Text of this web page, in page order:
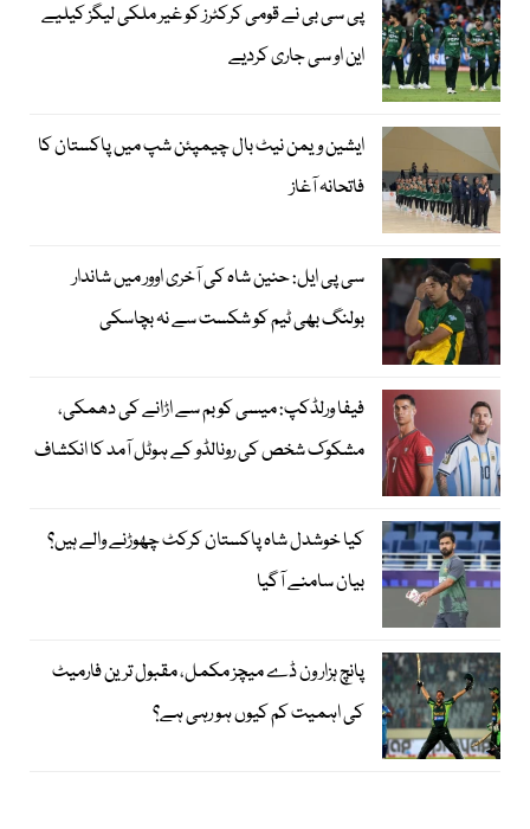
پی سی بی نے قومی کرکٹرز کو غیر ملکی لیگز کیلیے
این او سی جاری کردیے
ایشین ویمن نیٹ بال چیمپئن شپ میں پاکستان کا
فاتحانہ آغاز
سی پی ایل: حنین شاہ کی آخری اوور میں شاندار
بولنگ بھی ٹیم کو شکست سے نہ بچاسکی
فیفا ورلڈکپ: میسی کو بم سے اڑانے کی دھمکی،
مشکوک شخص کی رونالڈو کے ہوٹل آمد کا انکشاف
کیا خوشدل شاہ پاکستان کرکٹ چھوڑنے والے ہیں؟
بیان سامنے آگیا
پانچ ہزار ون ڈے میچز مکمل، مقبول ترین فارمیٹ
کی اہمیت کم کیوں ہو رہی ہے؟